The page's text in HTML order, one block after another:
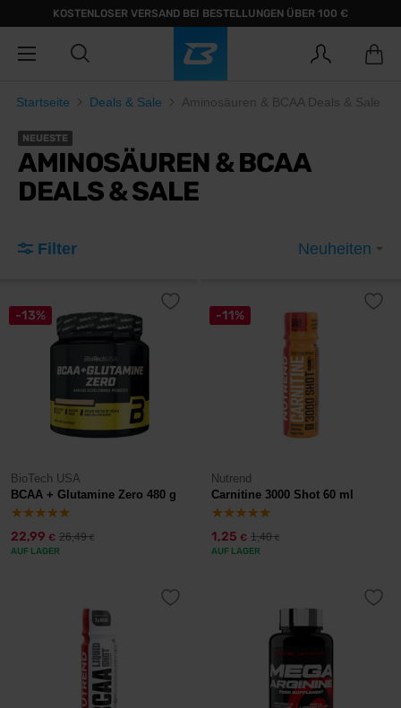
KOSTENLOSER VERSAND BEI BESTELLUNGEN ÜBER 100 €
Startseite Deals & Sale Aminosäuren & BCAA Deals & Sale
NEUESTE
AMINOSÄUREN & BCAA
DEALS & SALE
Filter Neuheiten
-13%
BioTech USA
BCAA + Glutamine Zero 480 g
22,99 € 26,49€
AUF LAGER
-11%
Nutrend
Carnitine 3000 Shot 60 ml
1,25 € 1,40€
AUF LAGER